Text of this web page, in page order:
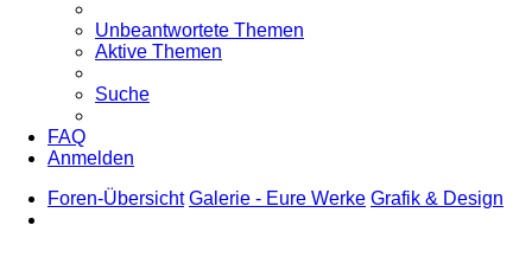
Unbeantwortete Themen
Aktive Themen
Suche
FAQ
Anmelden
Foren-Übersicht Galerie - Eure Werke Grafik & Design